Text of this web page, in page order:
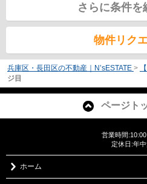
さらに条件を
物件リク
兵庫区・長田区の不動産｜N’sESTATE >
ジ目
ページト
営業時間
定休日:年
ホーム